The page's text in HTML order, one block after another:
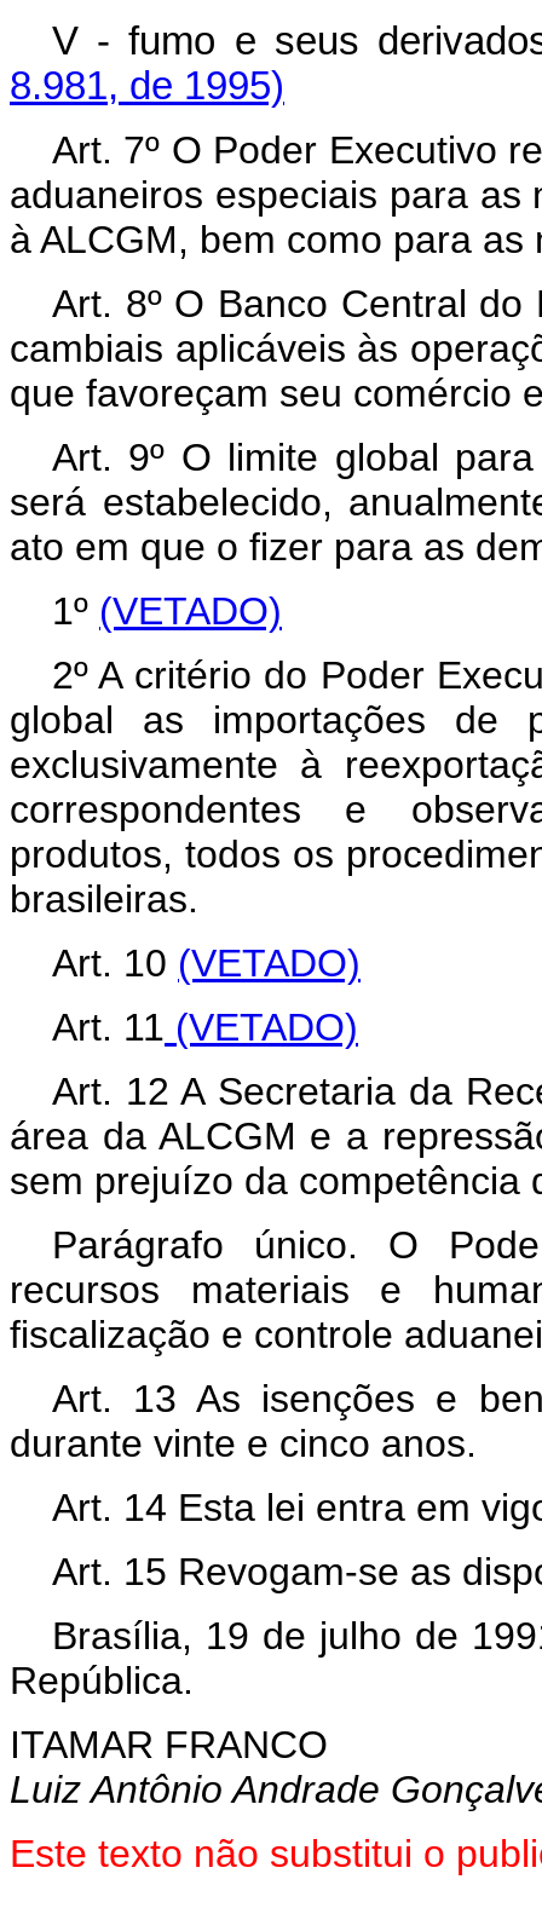
V - fumo e seus
8.981, de 1995)
Art. 7º O Poder Executivo
aduaneiros especiais para as
à ALCGM, bem como para
Art. 8º O Banco Central
cambiais aplicáveis às
que favoreçam seu comércio
Art. 9º O limite global
será estabelecido,
ato em que o fizer para as
1º (VETADO)
2º A critério do Poder
global as importações de
exclusivamente à
correspondentes e
produtos, todos os
brasileiras.
Art. 10 (VETADO)
Art. 11 (VETADO)
Art. 12 A Secretaria da
área da ALCGM e a
sem prejuízo da competência
Parágrafo único. O
recursos materiais e
fiscalização e controle
Art. 13 As isenções e
durante vinte e cinco anos.
Art. 14 Esta lei entra em
Art. 15 Revogam-se as
Brasília, 19 de julho de
República.
ITAMAR FRANCO
Luiz Antônio Andrade
Este texto não substitui o